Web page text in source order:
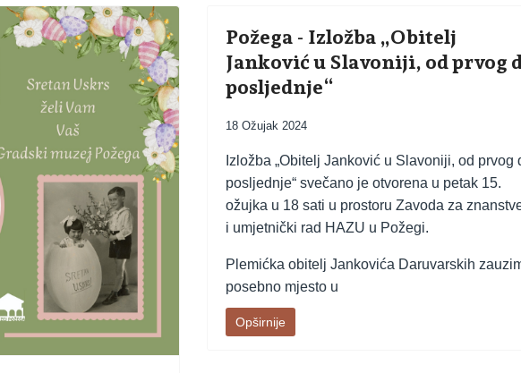
Požega - Izložba „Obitelj
Janković u Slavoniji, od prvog
posljednje“
18 Ožujak 2024
Izložba „Obitelj Janković u Slavoniji, od prvog
posljednje“ svečano je otvorena u petak 15.
ožujka u 18 sati u prostoru Zavoda za
i umjetnički rad HAZU u Požegi.
Plemićka obitelj Jankovića Daruvarskih
posebno mjesto u
Opširnije